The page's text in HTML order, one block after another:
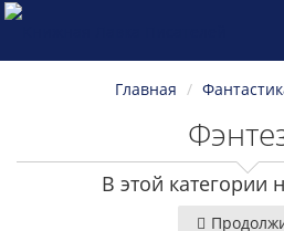
Главная
В этой категории